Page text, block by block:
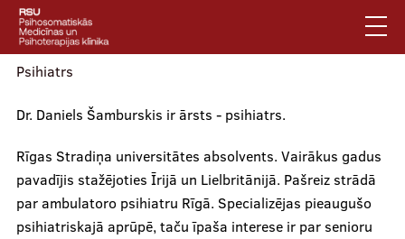
Pārlekt
galveno
saturu
Latviski
Meklēt Mobile
augšējā
izvēlne
Jautājumi un atbildes
Privātuma politika
Vides pieejamība
Psihiatrs
Dr. Daniels Šamburskis ir ārsts - psihiatrs.
Rīgas Stradiņa universitātes absolvents. Vairākus gadus
pavadījis stažējoties Īrijā un Lielbritānijā. Pašreiz strādā
par ambulatoro psihiatru Rīgā. Specializējas pieaugušo
psihiatriskajā aprūpē, taču īpaša interese ir par senioru